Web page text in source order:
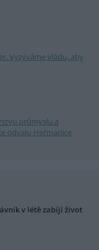
Vyzýváme vládu, aby
průmyslu a
odvalu Heřmanice
v létě zabíjí život